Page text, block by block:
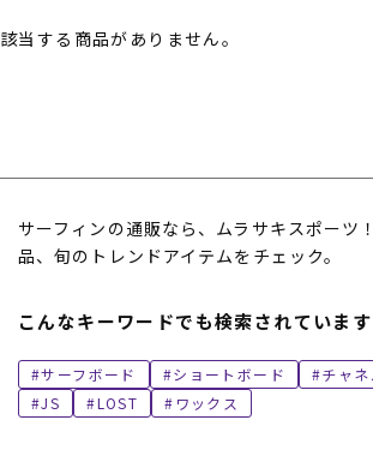
該当する商品がありません。
サーフィンの通販なら、ムラサキスポーツ
品、旬のトレンドアイテムをチェック。
こんなキーワードでも検索されています
サーフボード ショートボード
チャ
JS
LOST ワックス